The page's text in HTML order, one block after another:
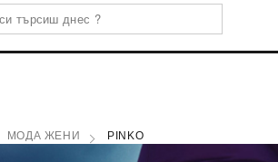
МОДА ЖЕНИ PINKO